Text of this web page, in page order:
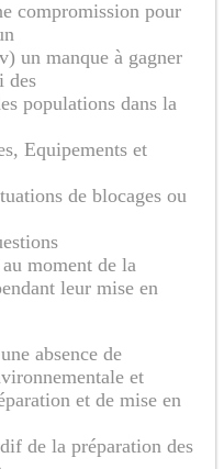
compromission pour
un manque à gagner
des
populations dans la
Equipements et
de blocages ou
moment de la
leur mise en
absence de
et
et de mise en
de la préparation des